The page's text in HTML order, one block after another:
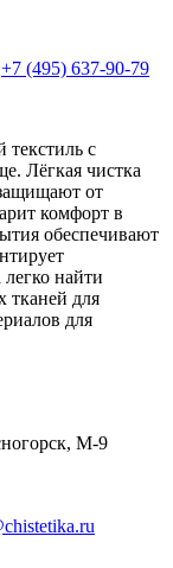
+7 (495) 637-90-79
с
Лёгкая чистка
от
комфорт в
обеспечивают
найти
тканей для
для
М-9